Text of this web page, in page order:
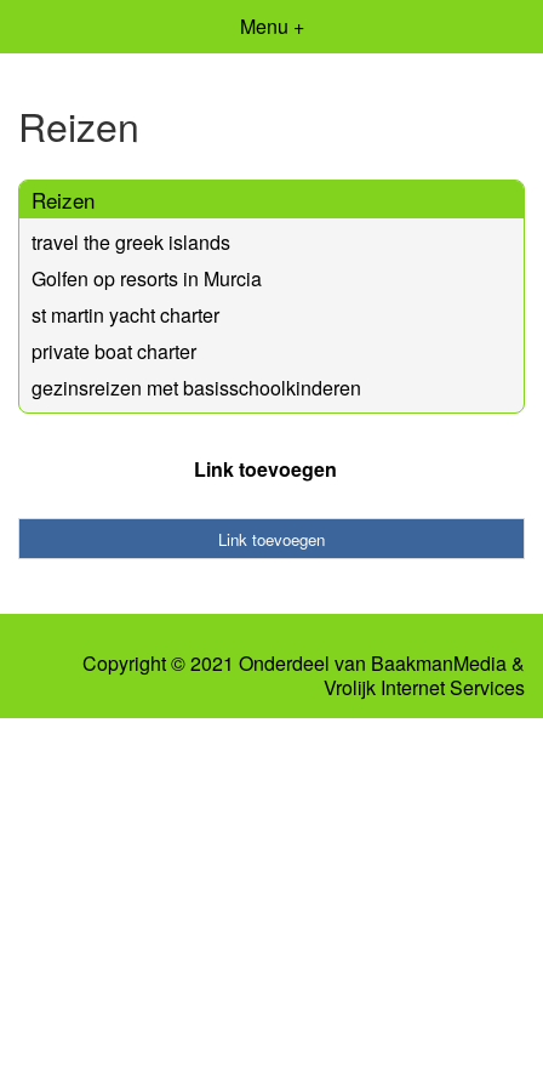
Menu +
Reizen
Reizen
travel the greek islands
Golfen op resorts in Murcia
st martin yacht charter
private boat charter
gezinsreizen met basisschoolkinderen
Link toevoegen
Link toevoegen
Copyright © 2021 Onderdeel van BaakmanMedia&
Vrolijk Internet Services